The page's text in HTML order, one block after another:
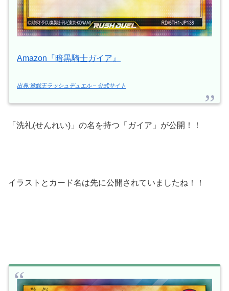
Amazon『暗黒騎士ガイア』
出典:遊戯王ラッシュデュエル – 公式サイト
「洗礼(せんれい)」の名を持つ「ガイア」が公開！！
イラストとカード名は先に公開されていましたね！！